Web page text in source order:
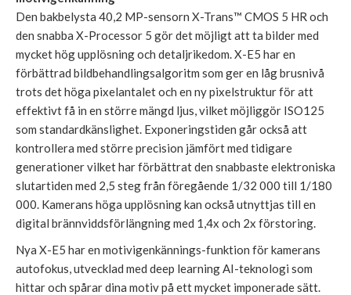
Den bakbelysta 40,2 MP-sensorn X-Trans™ CMOS 5 HR och
den snabba X-Processor 5 gör det möjligt att ta bilder med
mycket hög upplösning och detaljrikedom. X-E5 har en
förbättrad bildbehandlingsalgoritm som ger en låg brusnivå
trots det höga pixelantalet och en ny pixelstruktur för att
effektivt få in en större mängd ljus, vilket möjliggör ISO125
som standardkänslighet. Exponeringstiden går också att
kontrollera med större precision jämfört med tidigare
generationer vilket har förbättrat den snabbaste elektroniska
slutartiden med 2,5 steg från föregående 1/32 000 till 1/180
000. Kamerans höga upplösning kan också utnyttjas till en
digital brännviddsförlängning med 1,4x och 2x förstoring.
Nya X-E5 har en motivigenkännings-funktion för kamerans
autofokus, utvecklad med deep learning AI-teknologi som
hittar och spårar dina motiv på ett mycket imponerade sätt.